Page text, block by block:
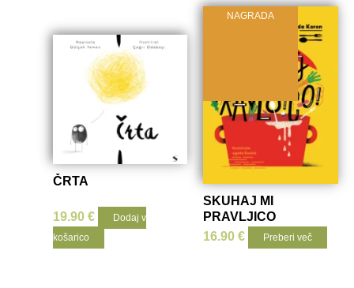
Prelistajknjigo
ČRTA
19.90€
Dodaj v
košarico
NAGRADA
SKUHAJ MI
PRAVLJICO
16.90 € Preberi več